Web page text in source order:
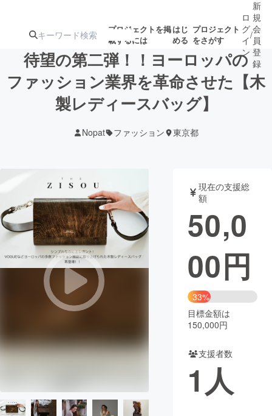
プロジェクトを掲
載するには
はじ
める
プロジェクト
をさがす
注目のリ 注目の新着プロ募集終了が近いプ
テクノロジー・ガジェット
映像・映画 書籍・雑誌
ビジネス・起業 チャレンジ
まちづくり・地域活性化
CAMPFIRE Creation
CAMPFIREふるさと納税machi-ya コミュニティ
ロ
グ
イ
ン
/
新
規
会
員
登
録
待望の第二弾！！ヨーロッパの
ファッション業界を革命させた【木
製レディースバッグ】
Nopat ファッション 東京都
現在の支援総
額
50,0
00円
33%
目標金額は
150,000円
支援者数
1人